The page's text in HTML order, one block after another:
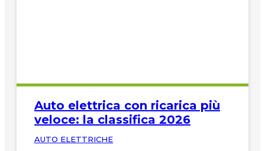
Auto elettrica con ricarica più
veloce: la classifica 2026
AUTO ELETTRICHE